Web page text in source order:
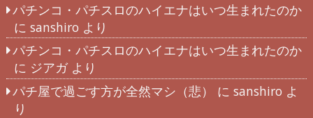
パチンコ・パチスロのハイエナはいつ生まれたのか
に sanshiro より
パチンコ・パチスロのハイエナはいつ生まれたのか
に ジアガより
パチ屋で過ごす方が全然マシ（悲）
にsanshiro よ
り